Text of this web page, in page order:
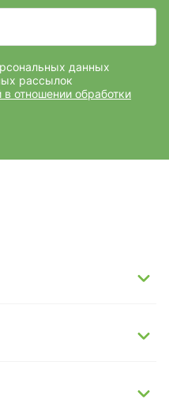
данных
рассылок
в отношении обработки